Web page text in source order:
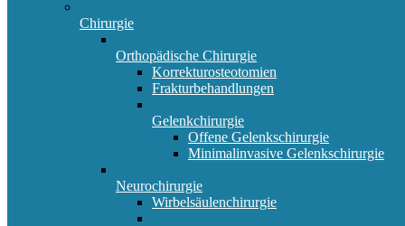
Chirurgie
Orthopädische Chirurgie
Korrekturosteotomien
Frakturbehandlungen
Gelenkchirurgie
Offene Gelenkschirurgie
Minimalinvasive Gelenkschirurgie
Neurochirurgie
Wirbelsäulenchirurgie